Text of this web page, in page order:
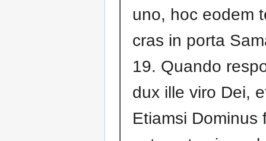
uno, hoc eodem
cras in porta
19. Quando
dux ille viro Dei,
Etiamsi Dominus